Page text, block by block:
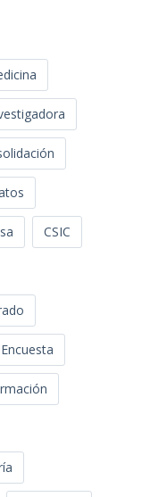
CSIC
Encuesta